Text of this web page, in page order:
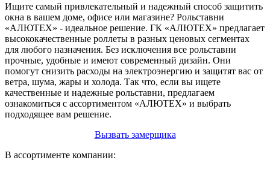
Ищите самый привлекательный и надежный способ защитить
окна в вашем доме, офисе или магазине? Рольставни
«АЛЮТЕХ» - идеальное решение. ГК «АЛЮТЕХ» предлагает
высококачественные роллеты в разных ценовых сегментах
для любого назначения. Без исключения все рольставни
прочные, удобные и имеют современный дизайн. Они
помогут снизить расходы на электроэнергию и защитят вас от
ветра, шума, жары и холода. Так что, если вы ищете
качественные и надежные рольставни, предлагаем
ознакомиться с ассортиментом «АЛЮТЕХ» и выбрать
подходящее вам решение.
Вызвать замерщика
В ассортименте компании: